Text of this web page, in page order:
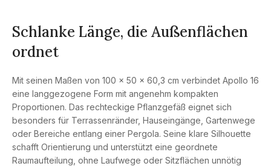
Schlanke Länge, die Außenflächen
ordnet
Mit seinen Maßen von 100 × 50 × 60,3 cm verbindet Apollo 16
eine langgezogene Form mit angenehm kompakten
Proportionen. Das rechteckige Pflanzgefäß eignet sich
besonders für Terrassenränder, Hauseingänge, Gartenwege
oder Bereiche entlang einer Pergola. Seine klare Silhouette
schafft Orientierung und unterstützt eine geordnete
Raumaufteilung, ohne Laufwege oder Sitzflächen unnötig